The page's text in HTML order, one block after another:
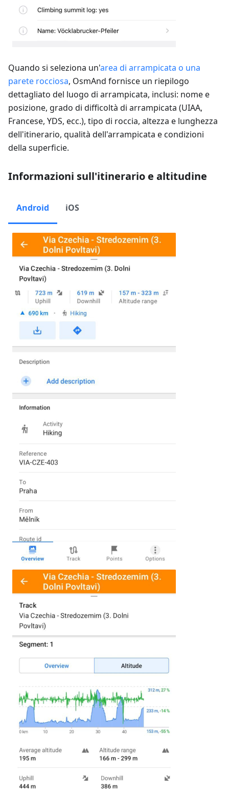
Quando si seleziona un'area di arrampicata o una
parete rocciosa, OsmAnd fornisce un riepilogo
dettagliato del luogo di arrampicata, inclusi: nome e
posizione, grado di difficoltà di arrampicata (UIAA,
Francese, YDS, ecc.), tipo di roccia, altezza e lunghezza
dell'itinerario, qualità dell'arrampicata e condizioni
della superficie.
Informazioni sull'itinerario e altitudine
Android iOS